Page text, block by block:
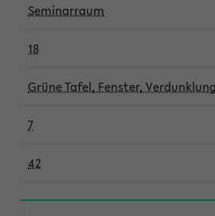
Seminarraum
18
Grüne Tafel, Fenster,
7
42